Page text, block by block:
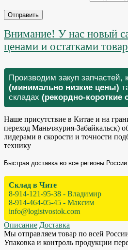
Отправить
Внимание! У нас новый
ценами и остатками
Производим закуп запчастей,
(минимально низкие цены)
складах (рекордно-короткие
Наше присутствие в Китае и на
переход Маньчжурия-Забайкальск)
лидерами в скорости и точности
технику
Быстрая доставка во все регионы
Склад в Чите
8-914-121-95-38 - Владимир
8-914-464-05-45 - Максим
info@logistvostok.com
Описание Доставка
Мы отправляем товар по всей
Упаковка и контроль продукции